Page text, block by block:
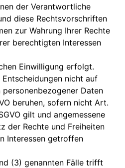
der Verantwortliche
diese Rechtsvorschriften
zur Wahrung Ihrer Rechte
berechtigten Interessen
Einwilligung erfolgt.
nicht auf
Daten
beruhen, sofern nicht Art.
gilt und angemessene
der Rechte und Freiheiten
Interessen getroffen
(3) genannten Fälle trifft